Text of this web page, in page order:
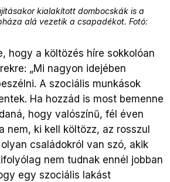
kialakított dombocskák is a
alá vezetik a csapadékot. Fotó:
hogy a költözés híre sokkolóan
„Mi nagyon idejében
A szociális munkások
Ha hozzád is most bemenne
hogy valószínű, fél éven
nem, ki kell költözz, az rosszul
családokról van szó, akik
nem tudnak ennél jobban
egy szociális lakást